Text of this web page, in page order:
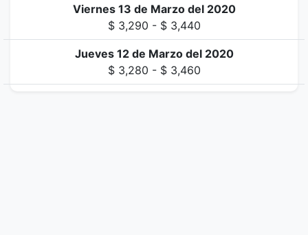
Viernes 13 de Marzo del 2020
$ 3,290 - $ 3,440
Jueves 12 de Marzo del 2020
$ 3,280 - $ 3,460